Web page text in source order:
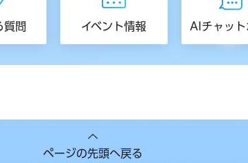
質問 イベント情報 AIチャッ
ページの先頭へ戻る